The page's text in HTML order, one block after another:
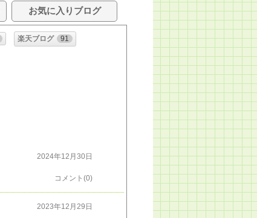
お気に入りブログ
楽天ブログ 91
2024年12月30日
コメント(0)
2023年12月29日